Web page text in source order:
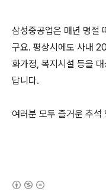
삼성중공업은 매년 명절
구요. 평상시에도 사내
화가정, 복지시설 등을
답니다.
여러분 모두 즐거운 추석